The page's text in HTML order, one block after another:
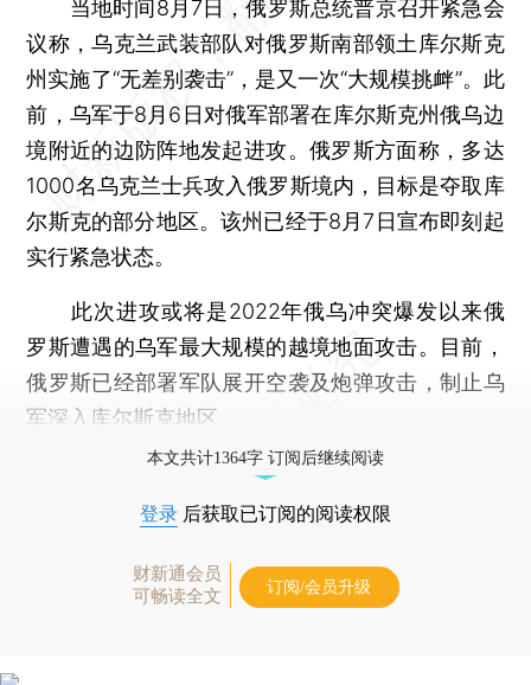
当地时间8月7日，俄罗斯总统普京召开紧急会
议称，乌克兰武装部队对俄罗斯南部领土库尔斯克
州实施了“无差别袭击”，是又一次“大规模挑衅”。此
前，乌军于8月6日对俄军部署在库尔斯克州俄乌边
境附近的边防阵地发起进攻。俄罗斯方面称，多达
1000名乌克兰士兵攻入俄罗斯境内，目标是夺取库
尔斯克的部分地区。该州已经于8月7日宣布即刻起
实行紧急状态。
此次进攻或将是2022年俄乌冲突爆发以来俄
罗斯遭遇的乌军最大规模的越境地面攻击。目前，
俄罗斯已经部署军队展开空袭及炮弹攻击，制止乌
军深入库尔斯克地区。
本文共计1364字 订阅后继续阅读
登录 后获取已订阅的阅读权限
财新通会员
可畅读全文
订阅/会员升级